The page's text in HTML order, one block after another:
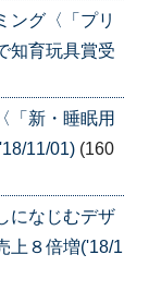
ング〈「プリ
知育玩具賞受
「新・睡眠用
11/01) (160
になじむデザ
上８倍増('18/1